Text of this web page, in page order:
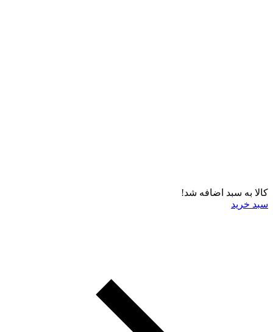
کالا به سبد اضافه شد!
سبد خرید